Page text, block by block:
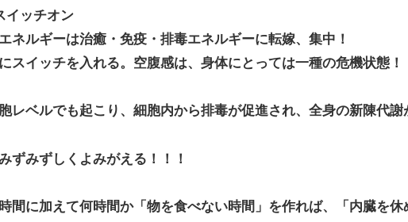
イッチオン
ネルギーは治癒・免疫・排毒エネルギーに転嫁、集中！
スイッチを入れる。空腹感は、身体にとっては一種の危機状態
レベルでも起こり、細胞内から排毒が促進され、全身の新陳代謝
ずみずしくよみがえる！！！
間に加えて何時間か「物を食べない時間」を作れば、「内臓を